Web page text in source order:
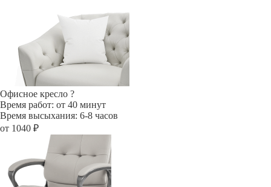
Офисное кресло ?
Время работ: от 40 минут
Время высыхания: 6-8 часов
от 1040 ₽